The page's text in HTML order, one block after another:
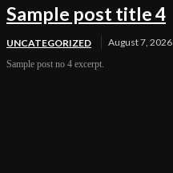
Sample post title 4
UNCATEGORIZED August 7, 2026
Sample post no 4 excerpt.